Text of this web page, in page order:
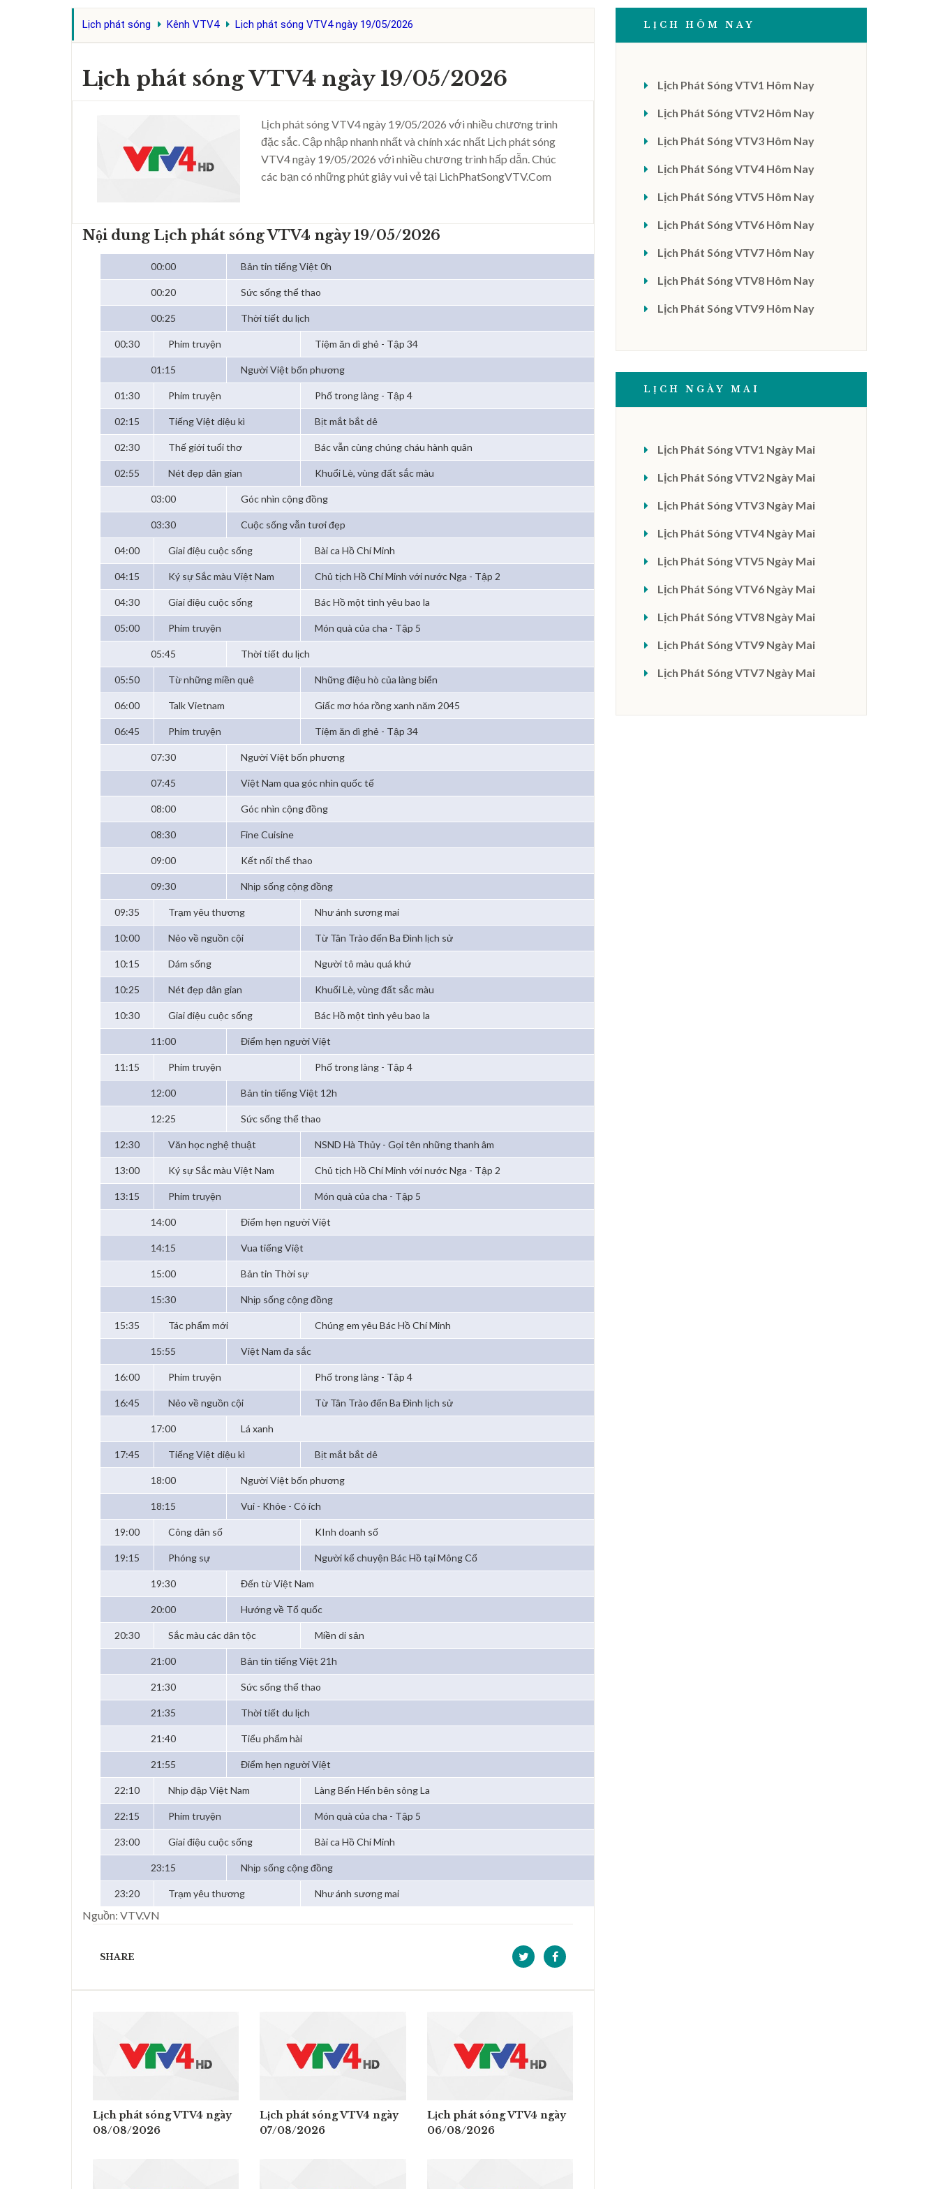
Lịch phát sóng Kênh VTV4 Lịch phát sóng VTV4 ngày 19/05/2026
Lịch phát sóng VTV4 ngày 19/05/2026
Lịch phát sóng VTV4 ngày 19/05/2026 với nhiều chương trình
đặc sắc. Cập nhập nhanh nhất và chính xác nhất Lịch phát sóng
VTV4 ngày 19/05/2026 với nhiều chương trình hấp dẫn. Chúc
các bạn có những phút giây vui vẻ tại LichPhatSongVTV.Com
Nội dung Lịch phát sóng VTV4 ngày 19/05/2026
00:00 Bản tin tiếng Việt 0h
00:20 Sức sống thể thao
00:25 Thời tiết du lịch
00:30 Phim truyện Tiệm ăn dì ghẻ - Tập 34
01:15 Người Việt bốn phương
01:30 Phim truyện Phố trong làng - Tập 4
02:15 Tiếng Việt diệu kì Bịt mắt bắt dê
02:30 Thế giới tuổi thơ Bác vẫn cùng chúng cháu hành quân
02:55 Nét đẹp dân gian Khuổi Lè, vùng đất sắc màu
03:00 Góc nhìn cộng đồng
03:30 Cuộc sống vẫn tươi đẹp
04:00 Giai điệu cuộc sống Bài ca Hồ Chí Minh
04:15 Ký sự Sắc màu Việt Nam Chủ tịch Hồ Chí Minh với nước Nga - Tập 2
04:30 Giai điệu cuộc sống Bác Hồ một tình yêu bao la
05:00 Phim truyện Món quà của cha - Tập 5
05:45 Thời tiết du lịch
05:50 Từ những miền quê Những điệu hò của làng biển
06:00 Talk Vietnam Giấc mơ hóa rồng xanh năm 2045
06:45 Phim truyện Tiệm ăn dì ghẻ - Tập 34
07:30 Người Việt bốn phương
07:45 Việt Nam qua góc nhìn quốc tế
08:00 Góc nhìn cộng đồng
08:30 Fine Cuisine
09:00 Kết nối thể thao
09:30 Nhịp sống cộng đồng
09:35 Trạm yêu thương Như ánh sương mai
10:00 Nẻo về nguồn cội Từ Tân Trào đến Ba Đình lịch sử
10:15 Dám sống Người tô màu quá khứ
10:25 Nét đẹp dân gian Khuổi Lè, vùng đất sắc màu
10:30 Giai điệu cuộc sống Bác Hồ một tình yêu bao la
11:00 Điểm hẹn người Việt
11:15 Phim truyện Phố trong làng - Tập 4
12:00 Bản tin tiếng Việt 12h
12:25 Sức sống thể thao
12:30 Văn học nghệ thuật NSND Hà Thủy - Gọi tên những thanh âm
13:00 Ký sự Sắc màu Việt Nam Chủ tịch Hồ Chí Minh với nước Nga - Tập 2
13:15 Phim truyện Món quà của cha - Tập 5
14:00 Điểm hẹn người Việt
14:15 Vua tiếng Việt
15:00 Bản tin Thời sự
15:30 Nhịp sống cộng đồng
15:35 Tác phẩm mới Chúng em yêu Bác Hồ Chí Minh
15:55 Việt Nam đa sắc
16:00 Phim truyện Phố trong làng - Tập 4
16:45 Nẻo về nguồn cội Từ Tân Trào đến Ba Đình lịch sử
17:00 Lá xanh
17:45 Tiếng Việt diệu kì Bịt mắt bắt dê
18:00 Người Việt bốn phương
18:15 Vui - Khỏe - Có ích
19:00 Công dân số KInh doanh số
19:15 Phóng sự Người kể chuyện Bác Hồ tại Mông Cổ
19:30 Đến từ Việt Nam
20:00 Hướng về Tổ quốc
20:30 Sắc màu các dân tộc Miền di sản
21:00 Bản tin tiếng Việt 21h
21:30 Sức sống thể thao
21:35 Thời tiết du lịch
21:40 Tiểu phẩm hài
21:55 Điểm hẹn người Việt
22:10 Nhịp đập Việt Nam Làng Bến Hến bên sông La
22:15 Phim truyện Món quà của cha - Tập 5
23:00 Giai điệu cuộc sống Bài ca Hồ Chí Minh
23:15 Nhịp sống cộng đồng
23:20 Trạm yêu thương Như ánh sương mai
Nguồn: VTV.VN
SHARE
Lịch phát sóng VTV4 ngày
08/08/2026
Lịch phát sóng VTV4 ngày
07/08/2026
Lịch phát sóng VTV4 ngày
06/08/2026
LỊCH HÔM NAY
Lịch Phát Sóng VTV1 Hôm Nay
Lịch Phát Sóng VTV2 Hôm Nay
Lịch Phát Sóng VTV3 Hôm Nay
Lịch Phát Sóng VTV4 Hôm Nay
Lịch Phát Sóng VTV5 Hôm Nay
Lịch Phát Sóng VTV6 Hôm Nay
Lịch Phát Sóng VTV7 Hôm Nay
Lịch Phát Sóng VTV8 Hôm Nay
Lịch Phát Sóng VTV9 Hôm Nay
LỊCH NGÀY MAI
Lịch Phát Sóng VTV1 Ngày Mai
Lịch Phát Sóng VTV2 Ngày Mai
Lịch Phát Sóng VTV3 Ngày Mai
Lịch Phát Sóng VTV4 Ngày Mai
Lịch Phát Sóng VTV5 Ngày Mai
Lịch Phát Sóng VTV6 Ngày Mai
Lịch Phát Sóng VTV8 Ngày Mai
Lịch Phát Sóng VTV9 Ngày Mai
Lịch Phát Sóng VTV7 Ngày Mai